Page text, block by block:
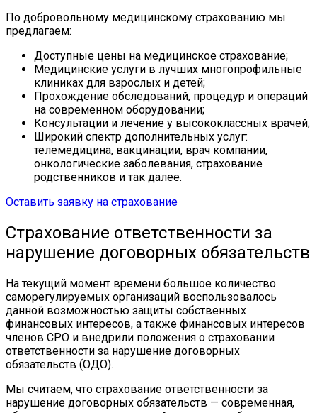
По добровольному медицинскому страхованию мы
предлагаем:
Доступные цены на медицинское страхование;
Медицинские услуги в лучших многопрофильные
клиниках для взрослых и детей;
Прохождение обследований, процедур и операций
на современном оборудовании;
Консультации и лечение у высококлассных врачей;
Широкий спектр дополнительных услуг:
телемедицина, вакцинации, врач компании,
онкологические заболевания, страхование
родственников и так далее.
Оставить заявку на страхование
Страхование ответственности за
нарушение договорных обязательств
На текущий момент времени большое количество
саморегулируемых организаций воспользовалось
данной возможностью защиты собственных
финансовых интересов, а также финансовых интересов
членов СРО и внедрили положения о страховании
ответственности за нарушение договорных
обязательств (ОДО).
Мы считаем, что страхование ответственности за
нарушение договорных обязательств — современная,